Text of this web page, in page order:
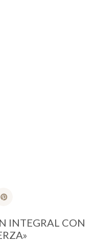
INTEGRAL CON